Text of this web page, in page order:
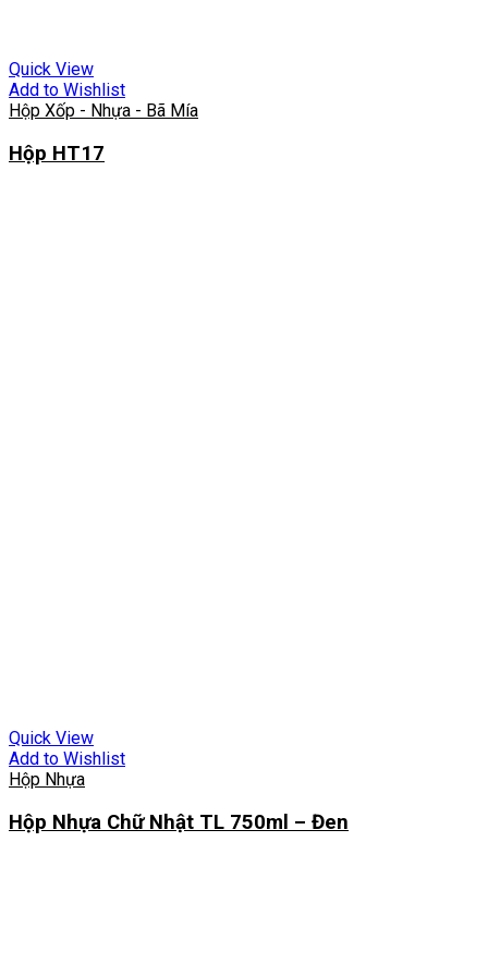
Quick View
Add to Wishlist
Hộp Xốp - Nhựa - Bã Mía
Hộp HT17
Quick View
Add to Wishlist
Hộp Nhựa
Hộp Nhựa Chữ Nhật TL 750ml – Đen